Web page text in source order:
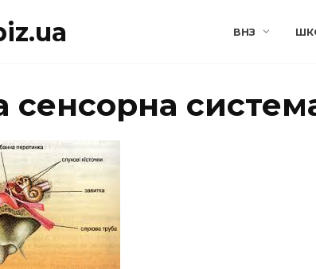
ВНЗ
сенсорна